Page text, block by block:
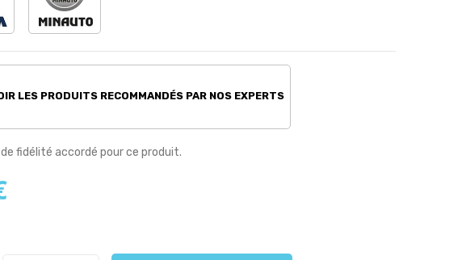
LES PRODUITS RECOMMANDÉS PAR NOS EXPERTS
fidélité accordé pour ce produit.